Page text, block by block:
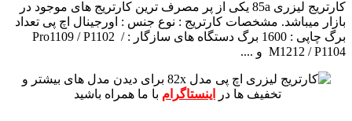
کارتریج لیزری 85a یکی از پر مصرف ترین کارتریج های موجود در
بازار میباشد. مشخصات کارتریج : نوع جنس : اورجینال اچ پی تعداد
برگ چاپی : 1600 برگ
دستگاه های سازگار : Pro1109 / P1102 /
M1212 / P1104 و ....
برای دیدن مدل های بیشتر و
تخفیف ها در
اینستاگرام با ما همراه باشید